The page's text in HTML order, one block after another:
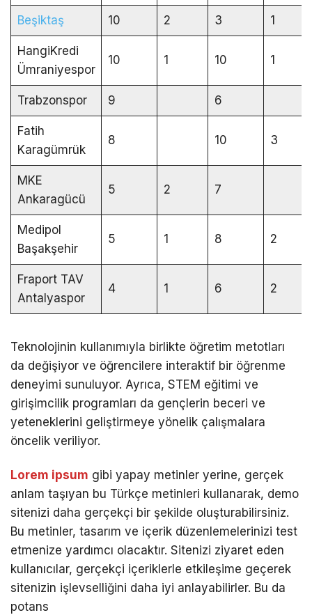
Beşiktaş 10 2 3 1
HangiKredi
Ümraniyespor
10 1 10 1
Trabzonspor 9 6
Fatih
Karagümrük
8 10 3
MKE
Ankaragücü
5 2 7
Medipol
Başakşehir
5 1 8 2
Fraport TAV
Antalyaspor
4 1 6 2
Teknolojinin kullanımıyla birlikte öğretim metotları
da değişiyor ve öğrencilere interaktif bir öğrenme
deneyimi sunuluyor. Ayrıca, STEM eğitimi ve
girişimcilik programları da gençlerin beceri ve
yeteneklerini geliştirmeye yönelik çalışmalara
öncelik veriliyor.
Lorem ipsum gibi yapay metinler yerine, gerçek
anlam taşıyan bu Türkçe metinleri kullanarak, demo
sitenizi daha gerçekçi bir şekilde oluşturabilirsiniz.
Bu metinler, tasarım ve içerik düzenlemelerinizi test
etmenize yardımcı olacaktır. Sitenizi ziyaret eden
kullanıcılar, gerçekçi içeriklerle etkileşime geçerek
sitenizin işlevselliğini daha iyi anlayabilirler. Bu da
potans